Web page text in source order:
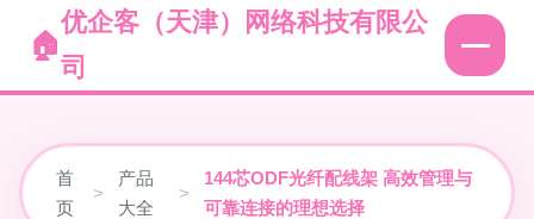
优企客（天津）网络科技有限公
司
首
页
>
产品
大全
>
144芯ODF光纤配线架 高效管理与
可靠连接的理想选择